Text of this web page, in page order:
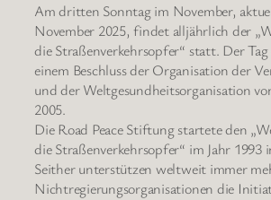
Am dritten Sonntag im November,
November 2025, findet alljährlich der
die Straßenverkehrsopfer“ statt. Der
einem Beschluss der Organisation der
und der Weltgesundheitsorganisation
2005.
Die Road Peace Stiftung startete den
die Straßenverkehrsopfer“ im Jahr 1993
Seither unterstützen weltweit immer
Nichtregierungsorganisationen die